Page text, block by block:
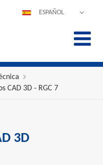
ESPAÑOL
ITALIANO
CAD 3D - RGC 7
3D